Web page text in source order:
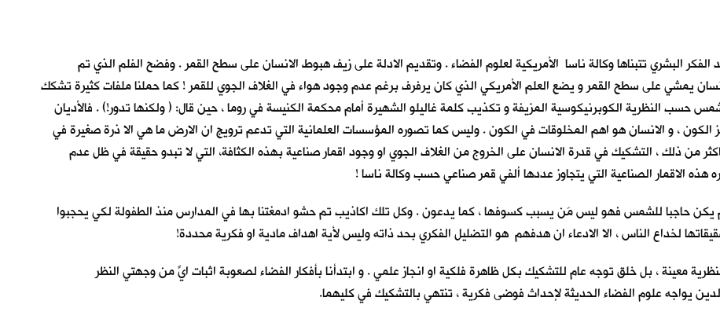
البشري تتبناها وكالة ناسا الأمريكية لعلوم الفضاء . وتقديم الادلة على زيف هبوط الانسان على سطح القمر . وفضح الفلم الذي تم
يمشي على سطح القمر و يضع العلم الأمريكي الذي كان يرفرف برغم عدم وجود هواء في الغلاف الجوي للقمر ! كما حملنا ملفات كثيرة تشكك
النظرية الكوبرنيكوسية المزيفة و تكذيب كلمة غاليلو الشهيرة أمام محكمة الكنيسة في روما ، حين قال: ( ولكنها تدور!) . فالأديان
الكون ، و الانسان هو اهم المخلوقات في الكون . وليس كما تصوره المؤسسات العلمانية التي تدعم ترويج ان الارض ما هي الا ذرة صغيرة في
من ذلك ، التشكيك في قدرة الانسان على الخروج من الغلاف الجوي او وجود اقمار صناعية بهذه الكثافة، التي لا تبدو حقيقة في ظل عدم
الاقمار الصناعية التي يتجاوز عددها ألفي قمر صناعي حسب وكالة ناسا !
حاجبا للشمس فهو ليس مَن يسبب كسوفها ، كما يدعون . وكل تلك اكاذيب تم حشو ادمغتنا بها في المدارس منذ الطفولة لكي يحجبوا
لخداع الناس ، الا الادعاء ان هدفهم هو التضليل الفكري بحد ذاته وليس لأية اهداف مادية او فكرية محددة!
معينة ، بل خلق توجه عام للتشكيك بكل ظاهرة فلكية او انجاز علمي . و ابتدأنا بأفكار الفضاء لصعوبة اثبات ايٍّ من وجهتي النظر
يواجه علوم الفضاء الحديثة لإحداث فوضى فكرية ، تنتهي بالتشكيك في كليهما.